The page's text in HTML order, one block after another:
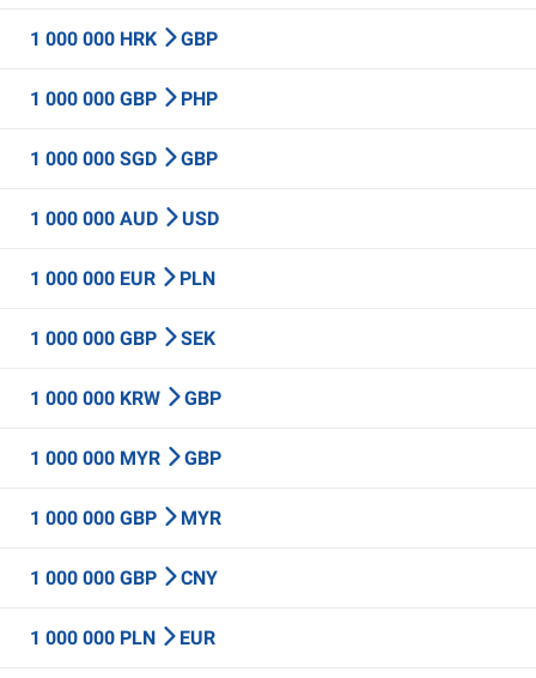
1 000 000 HRK GBP
1 000 000 GBP PHP
1 000 000 SGD GBP
1 000 000 AUD USD
1 000 000 EUR PLN
1 000 000 GBP SEK
1 000 000 KRW GBP
1 000 000 MYR GBP
1 000 000 GBP MYR
1 000 000 GBP CNY
1 000 000 PLN EUR